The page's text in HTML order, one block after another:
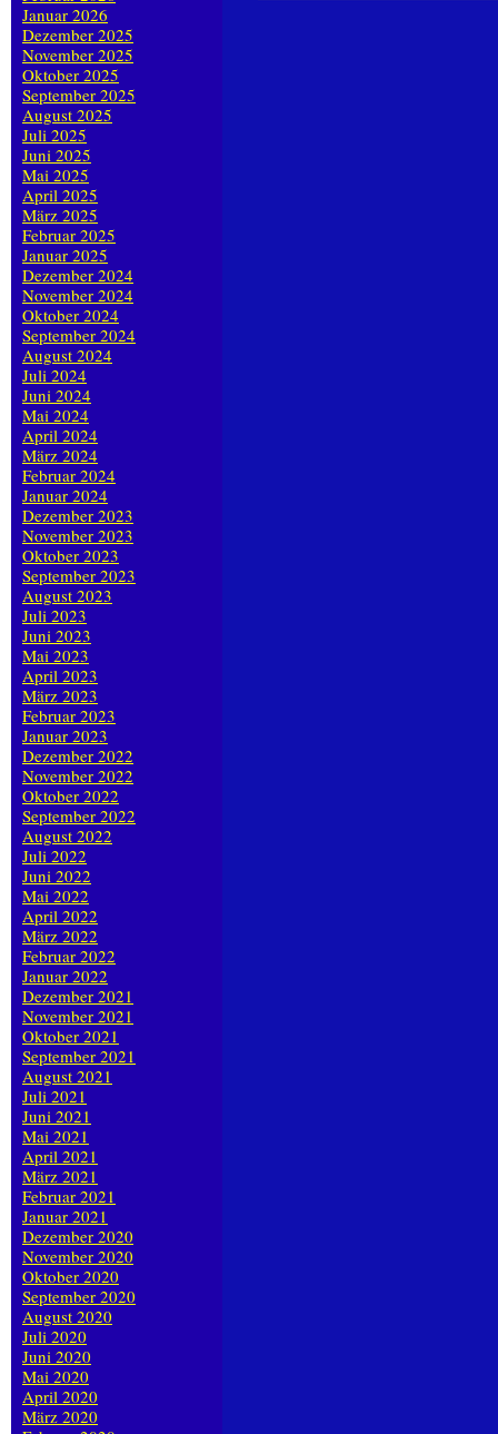
Januar 2026
Dezember 2025
November 2025
Oktober 2025
September 2025
August 2025
Juli 2025
Juni 2025
Mai 2025
April 2025
März 2025
Februar 2025
Januar 2025
Dezember 2024
November 2024
Oktober 2024
September 2024
August 2024
Juli 2024
Juni 2024
Mai 2024
April 2024
März 2024
Februar 2024
Januar 2024
Dezember 2023
November 2023
Oktober 2023
September 2023
August 2023
Juli 2023
Juni 2023
Mai 2023
April 2023
März 2023
Februar 2023
Januar 2023
Dezember 2022
November 2022
Oktober 2022
September 2022
August 2022
Juli 2022
Juni 2022
Mai 2022
April 2022
März 2022
Februar 2022
Januar 2022
Dezember 2021
November 2021
Oktober 2021
September 2021
August 2021
Juli 2021
Juni 2021
Mai 2021
April 2021
März 2021
Februar 2021
Januar 2021
Dezember 2020
November 2020
Oktober 2020
September 2020
August 2020
Juli 2020
Juni 2020
Mai 2020
April 2020
März 2020